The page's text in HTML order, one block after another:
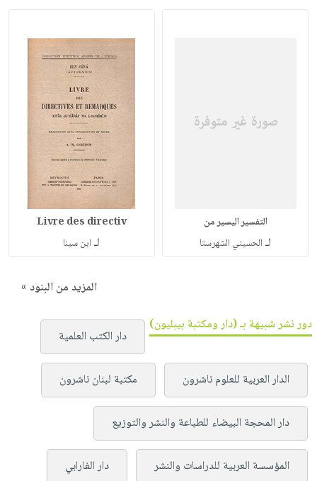
التفسير اليسير من
لـ الحسيني الشهرستا
Livre des directiv
لـ ابن سينا
المزيد من البنود »
دور نشر شبيهة بـ (دار ومكتبة بيبليون)
دار الكتب العلمية
الدار العربية للعلوم ناشرون مكتبة لبنان ناشرون
دار المحجة البيضاء للطباعة والنشر والتوزيع
المؤسسة العربية للدراسات والنشر دار الفارابي